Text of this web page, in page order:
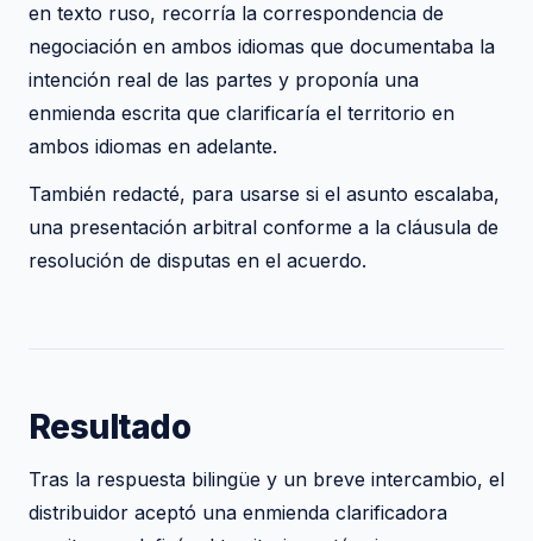
en texto ruso, recorría la correspondencia de
negociación en ambos idiomas que documentaba la
intención real de las partes y proponía una
enmienda escrita que clarificaría el territorio en
ambos idiomas en adelante.
También redacté, para usarse si el asunto escalaba,
una presentación arbitral conforme a la cláusula de
resolución de disputas en el acuerdo.
Resultado
Tras la respuesta bilingüe y un breve intercambio, el
distribuidor aceptó una enmienda clarificadora